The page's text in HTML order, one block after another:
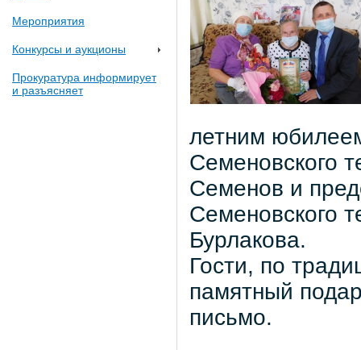
Мероприятия
Конкурсы и аукционы
Прокуратура информирует
и разъясняет
летним
Семеновского
Семенов и
Семеновского
Бурлакова.
Гости, по
памятный
письмо.